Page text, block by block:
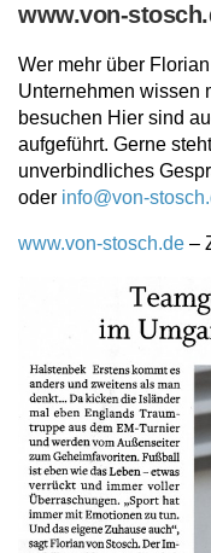
www.von-
Wer mehr über
Unternehmen wissen
besuchen Hier sind
aufgeführt. Gerne
unverbindliches
oder info@von-
www.von-stosch.de –